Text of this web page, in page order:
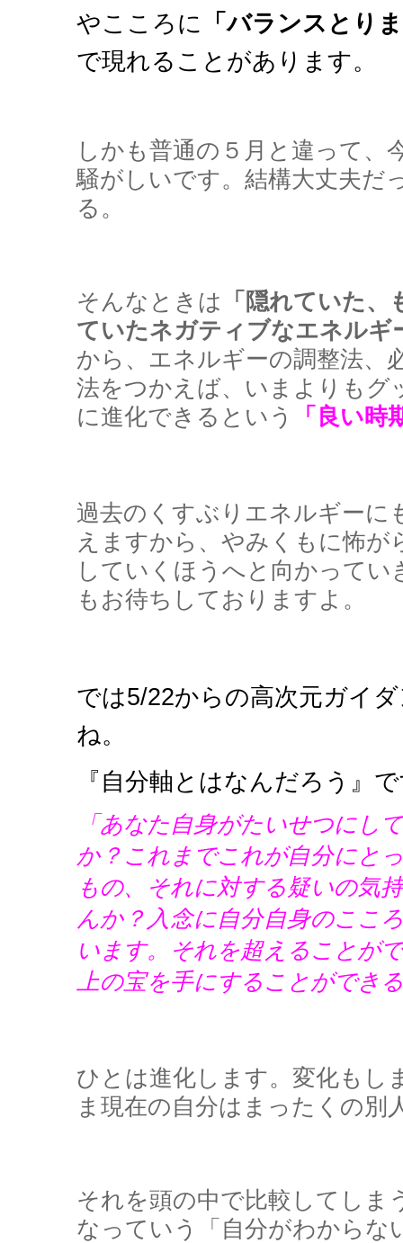
やこころに
「バランスとり
で現れることがあります。
しかも普通の５月と違って、
騒がしいです。結構大丈夫だ
る。
そんなときは
「隠れていた
ていたネガティブなエネルギ
から、エネルギーの調整法、
法をつかえば、いまよりもグ
に進化できるという
「良い
過去のくすぶりエネルギーに
えますから、やみくもに怖が
していくほうへと向かって
もお待ちしておりますよ。
では5/22からの高次元ガイ
ね。
『自分軸とはなんだろう』
「あなた自身がたいせつにし
か？これまでこれが自分にと
もの、それに対する疑いの気
んか？入念に自分自身のここ
います。それを超えることが
上の宝を手にすることができ
ひとは進化します。変化もし
ま現在の自分はまったくの別
それを頭の中で比較してしま
なっていう「自分がわからな